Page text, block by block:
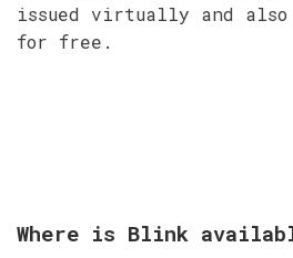
issued virtually and
for free.
Where is Blink